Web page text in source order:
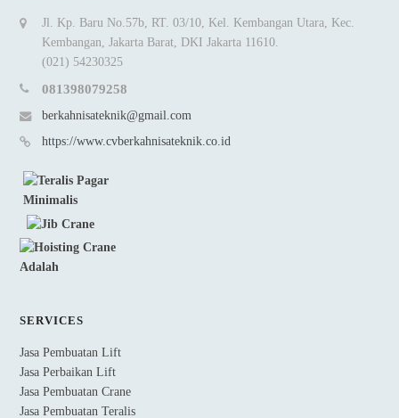
Jl. Kp. Baru No.57b, RT. 03/10, Kel. Kembangan Utara, Kec.
Kembangan, Jakarta Barat, DKI Jakarta 11610.
(021) 54230325
081398079258
berkahnisateknik@gmail.com
https://www.cvberkahnisateknik.co.id
SERVICES
Jasa Pembuatan Lift
Jasa Perbaikan Lift
Jasa Pembuatan Crane
Jasa Pembuatan Teralis